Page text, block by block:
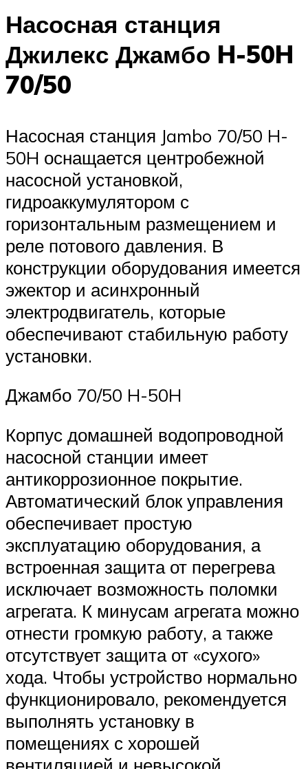
Насосная станция
Джилекс Джамбо H-50H
70/50
Насосная станция Jambo 70/50 H-
50H оснащается центробежной
насосной установкой,
гидроаккумулятором с
горизонтальным размещением и
реле потового давления. В
конструкции оборудования имеется
эжектор и асинхронный
электродвигатель, которые
обеспечивают стабильную работу
установки.
Джамбо 70/50 H-50H
Корпус домашней водопроводной
насосной станции имеет
антикоррозионное покрытие.
Автоматический блок управления
обеспечивает простую
эксплуатацию оборудования, а
встроенная защита от перегрева
исключает возможность поломки
агрегата. К минусам агрегата можно
отнести громкую работу, а также
отсутствует защита от «сухого»
хода. Чтобы устройство нормально
функционировало, рекомендуется
выполнять установку в
помещениях с хорошей